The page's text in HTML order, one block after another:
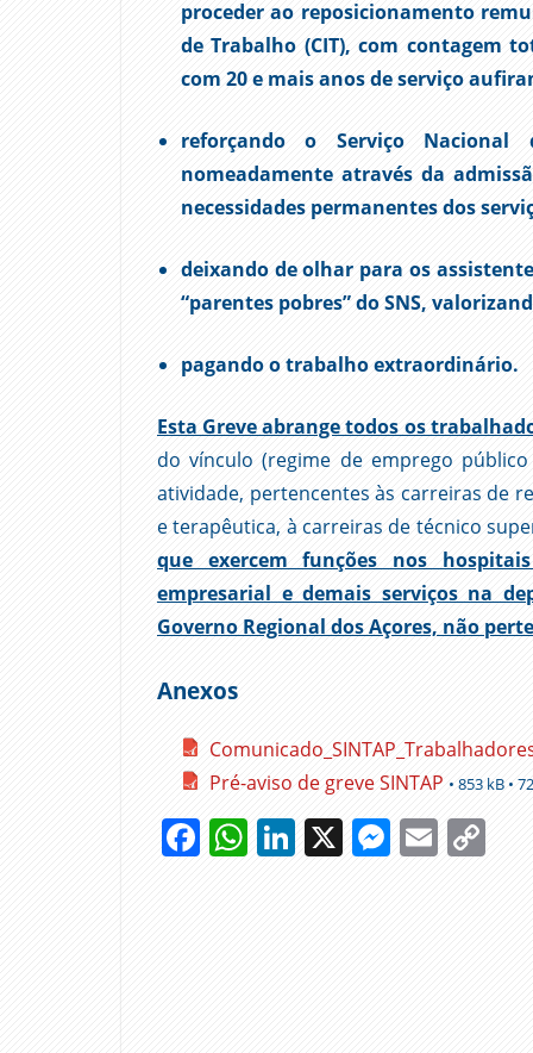
proceder ao reposicionamento
de Trabalho (CIT), com contagem
com 20 e mais anos de serviço
reforçando o Serviço
nomeadamente através da
necessidades permanentes dos
deixando de olhar para os
“parentes pobres” do SNS,
pagando o trabalho extraordinário.
Esta Greve abrange todos os
do vínculo (regime de emprego
atividade, pertencentes às carreiras de
e terapêutica, à carreiras de técnico
que exercem funções nos
empresarial e demais serviços na
Governo Regional dos Açores, não
Anexos
Pré-aviso de greve SINTAP • 853 kB •
Facebook
WhatsApp
LinkedIn
X Email